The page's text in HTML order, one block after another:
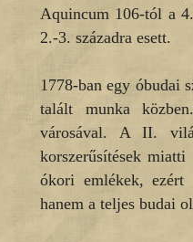
Aquincum 106-tól a
2.-3. századra esett.
1778-ban egy óbudai
talált munka
városával. A II.
korszerűsítések
ókori emlékek, ezért
hanem a teljes budai